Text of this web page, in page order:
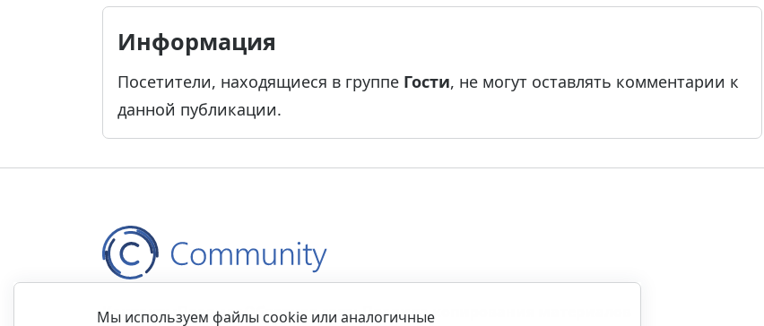
Информация
Посетители, находящиеся в группе Гости, не могут оставлять комментарии к
данной публикации.
КонтактыПравилаОбратная связьПравила копирования материалов
Мы используем файлы cookie или аналогичные